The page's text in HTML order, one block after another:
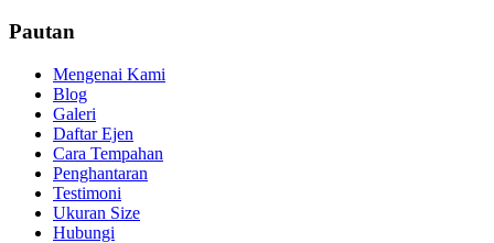
Pautan
Mengenai Kami
Blog
Galeri
Daftar Ejen
Cara Tempahan
Penghantaran
Testimoni
Ukuran Size
Hubungi